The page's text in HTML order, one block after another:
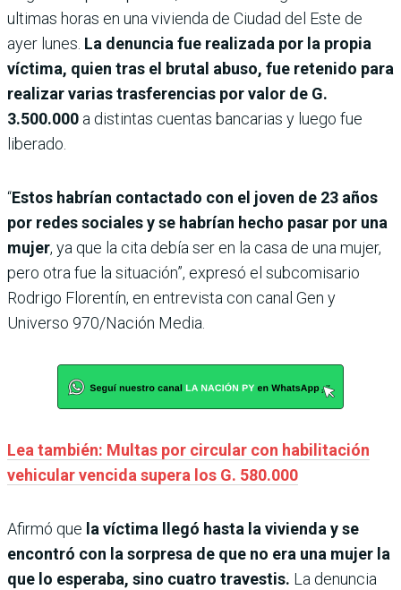
ultimas horas en una vivienda de Ciudad del Este de
ayer lunes. La denuncia fue realizada por la propia
víctima, quien tras el brutal abuso, fue retenido para
realizar varias trasferencias por valor de G.
3.500.000 a distintas cuentas bancarias y luego fue
liberado.
“Estos habrían contactado con el joven de 23 años
por redes sociales y se habrían hecho pasar por una
mujer, ya que la cita debía ser en la casa de una mujer,
pero otra fue la situación”, expresó el subcomisario
Rodrigo Florentín, en entrevista con canal Gen y
Universo 970/Nación Media.
Lea también: Multas por circular con habilitación
vehicular vencida supera los G. 580.000
Afirmó que la víctima llegó hasta la vivienda y se
encontró con la sorpresa de que no era una mujer la
que lo esperaba, sino cuatro travestis. La denuncia